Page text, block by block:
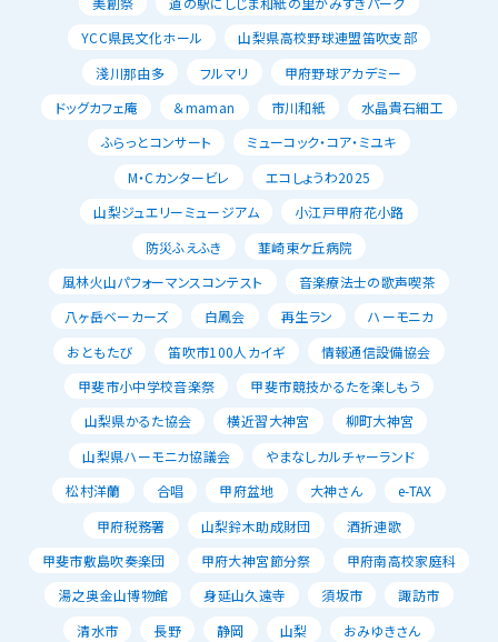
YCC県民文化ホール
山梨県高校野球連盟笛吹支部
淺川那由多
フルマリ
甲府野球アカデミー
ドッグカフェ庵
＆maman 市川和紙
水晶貴石細工
ふらっとコンサート
ミューコック・コア・ミユキ
M・Cカンタービレ
エコしょうわ2025
山梨ジュエリーミュージアム
小江戸甲府花小路
防災ふえふき
韮崎東ケ丘病院
風林火山パフォーマンスコンテスト
音楽療法士の歌声喫茶
八ヶ岳ベーカーズ
白鳳会 再生ラン
ハーモニカ
おともたび
笛吹市100人カイギ
情報通信設備協会
甲斐市小中学校音楽祭
甲斐市競技かるたを楽しもう
山梨県かるた協会
横近習大神宮
柳町大神宮
山梨県ハーモニカ協議会
やまなしカルチャーランド
松村洋蘭
合唱 甲府盆地 大神さん
e-TAX
甲府税務署
山梨鈴木助成財団
酒折連歌
甲斐市敷島吹奏楽団
甲府大神宮節分祭
甲府南高校家庭科
湯之奥金山博物館
身延山久遠寺 須坂市
諏訪市
清水市
長野 静岡 山梨
おみゆきさん